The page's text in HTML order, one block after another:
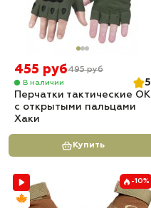
455 руб495 руб
В наличии
5
Перчатки тактические OK
с открытыми пальцами
Хаки
Купить
-10%